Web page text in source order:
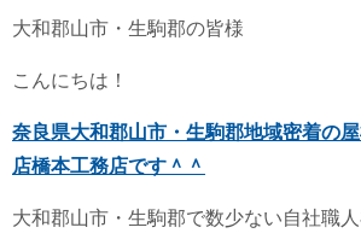
大和郡山市・生駒郡の皆様
こんにちは！
奈良県大和郡山市・生駒郡地域密着の
店橋本工務店です＾＾
大和郡山市・生駒郡で数少ない自社職